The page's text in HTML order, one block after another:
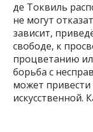
де Токвиль
не могут
зависит,
свободе, к
процветанию
борьба с
может
искусственной.